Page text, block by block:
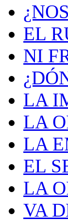
EL
NI
LA
LA
LA
EL
LA
VA